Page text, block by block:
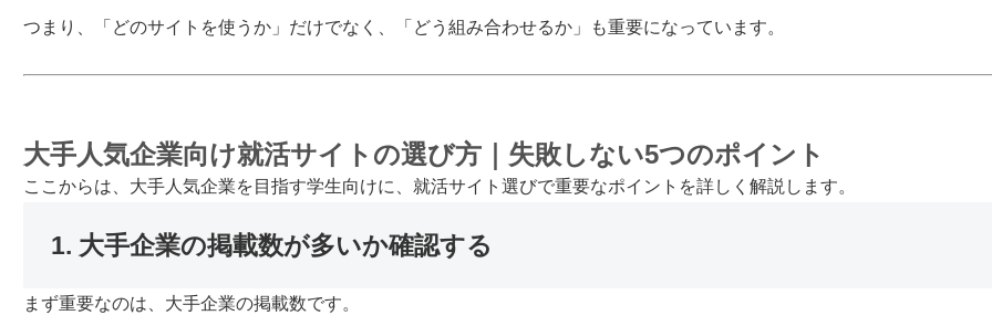
つまり、「どのサイトを使うか」だけでなく、「どう組み合わせるか」も重要になっています。
大手人気企業向け就活サイトの選び方｜失敗しない5つのポイント
ここからは、大手人気企業を目指す学生向けに、就活サイト選びで重要なポイントを詳しく解説します。
1. 大手企業の掲載数が多いか確認する
まず重要なのは、大手企業の掲載数です。